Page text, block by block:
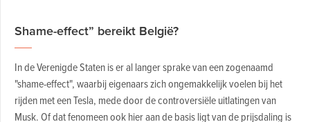
Shame-effect” bereikt België?
In de Verenigde Staten is er al langer sprake van een zogenaamd
"shame-effect", waarbij eigenaars zich ongemakkelijk voelen bij het
rijden met een Tesla, mede door de controversiële uitlatingen van
Musk. Of dat fenomeen ook hier aan de basis ligt van de prijsdaling is